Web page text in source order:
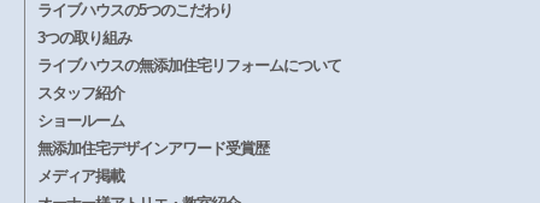
ライブハウスの5つのこだわり
3つの取り組み
ライブハウスの無添加住宅リフォームについて
スタッフ紹介
ショールーム
無添加住宅デザインアワード受賞歴
メディア掲載